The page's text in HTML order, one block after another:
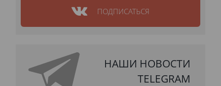
ПОДПИСАТЬСЯ
НАШИ НОВОСТИ
TELEGRAM